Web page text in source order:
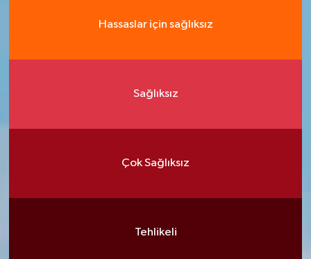
Hassaslar için sağlıksız
Sağlıksız
Çok Sağlıksız
Tehlikeli